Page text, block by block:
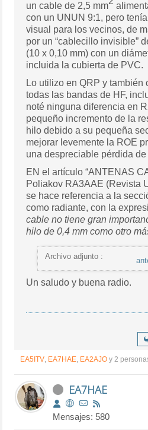
un cable de 2,5 mm
con un UNUN 9:1, pero
visual para los vecinos, de
por un “cablecillo invisible”
(10 x 0,10 mm) con un
incluida la cubierta de PVC.
Lo utilizo en QRP y también
todas las bandas de HF,
noté ninguna diferencia en
pequeño incremento de la
hilo debido a su pequeña
mejorar levemente la ROE
una despreciable pérdida
EN el artículo “ANTENAS
Poliakov RA3AAE (Revista
se hace referencia a la
como radiante, con la
cable no tiene gran
hilo de 0,4 mm como otro
Archivo adjunto :
Un saludo y buena radio.
EA5ITV, EA7HAE, EA2AJO y 2
EA7HAE
Mensajes: 580